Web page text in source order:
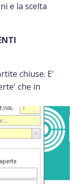
e la scelta
chiuse. E'
che in